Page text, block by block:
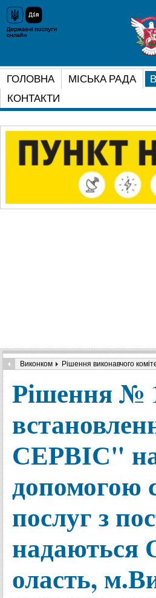
ГОЛОВНА МІСЬКА РАДА
КОНТАКТИ
Виконком Рішення виконавчого
Рішення №
СЕРВІС" на
допомогою
послуг з
оласть,